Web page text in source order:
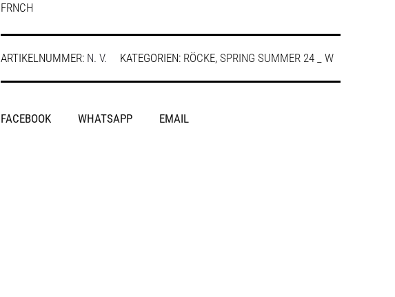
FRNCH
ARTIKELNUMMER: N. V. KATEGORIEN: RÖCKE, SPRING SUMMER 24 _ W
SHARE
FACEBOOK WHATSAPP EMAIL